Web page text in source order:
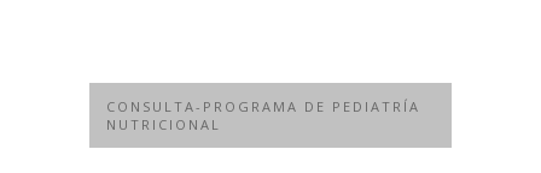
CONSULTA-PROGRAMA DE PEDIATRÍA
NUTRICIONAL